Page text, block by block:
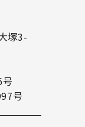
塚3-
号